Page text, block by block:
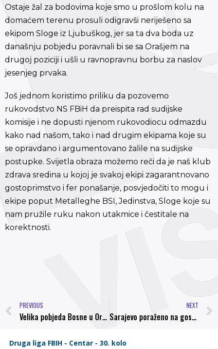
Ostaje žal za bodovima koje smo u prošlom kolu na
domaćem terenu prosuli odigravši neriješeno sa
ekipom Sloge iz Ljubuškog, jer sa ta dva boda uz
današnju pobjedu poravnali bi se sa Orašjem na
drugoj poziciji i ušli u ravnopravnu borbu za naslov
jesenjeg prvaka.
Još jednom koristimo priliku da pozovemo
rukovodstvo NS FBiH da preispita rad sudijske
komisije i ne dopusti njenom rukovodiocu odmazdu
kako nad našom, tako i nad drugim ekipama koje su
se opravdano i argumentovano žalile na sudijske
postupke. Svijetla obraza možemo reči da je naš klub
zdrava sredina u kojoj je svakoj ekipi zagarantnovano
gostoprimstvo i fer ponašanje, posvjedočiti to mogu i
ekipe poput Metalleghe BSI, Jedinstva, Sloge koje su
nam pružile ruku nakon utakmice i čestitale na
korektnosti.
PREVIOUS
Velika pobjeda Bosne u Orašju
NEXT
Sarajevo poraženo na gostovanju kod Mladosti